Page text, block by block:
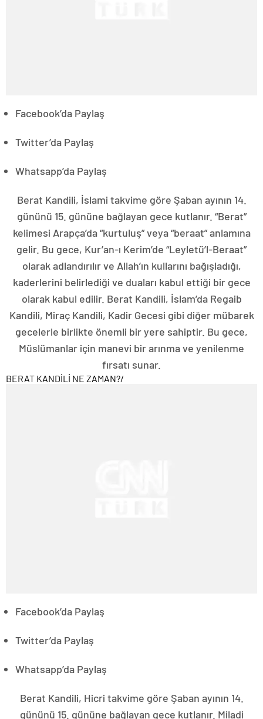
Facebook’da Paylaş
Twitter’da Paylaş
Whatsapp’da Paylaş
Berat Kandili, İslami takvime göre Şaban ayının 14.
gününü 15. gününe bağlayan gece kutlanır. “Berat”
kelimesi Arapça’da “kurtuluş” veya “beraat” anlamına
gelir. Bu gece, Kur’an-ı Kerim’de “Leyletü’l-Beraat”
olarak adlandırılır ve Allah’ın kullarını bağışladığı,
kaderlerini belirlediği ve duaları kabul ettiği bir gece
olarak kabul edilir. Berat Kandili, İslam’da Regaib
Kandili, Miraç Kandili, Kadir Gecesi gibi diğer mübarek
gecelerle birlikte önemli bir yere sahiptir. Bu gece,
Müslümanlar için manevi bir arınma ve yenilenme
fırsatı sunar.
BERAT KANDİLİ NE ZAMAN?/
Facebook’da Paylaş
Twitter’da Paylaş
Whatsapp’da Paylaş
Berat Kandili, Hicri takvime göre Şaban ayının 14.
gününü 15. gününe bağlayan gece kutlanır. Miladi